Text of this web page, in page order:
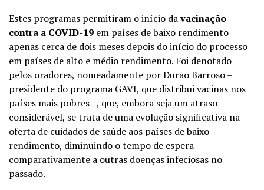
Estes programas permitiram o início davacinação
contra a COVID-19 em países de baixo rendimento
apenas cerca de dois meses depois do início do processo
em países de alto e médio rendimento. Foi denotado
pelos oradores, nomeadamente por Durão Barroso –
presidente do programa GAVI, que distribui vacinas nos
países mais pobres –, que, embora seja um atraso
considerável, se trata de uma evolução significativa na
oferta de cuidados de saúde aos países de baixo
rendimento, diminuindo o tempo de espera
comparativamente a outras doenças infeciosas no
passado.